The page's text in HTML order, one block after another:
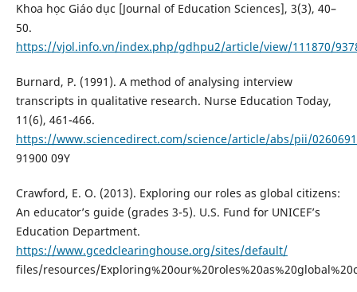
Khoa học Giáo dục [Journal of Education Sciences], 3(3), 40–
50.
https://vjol.info.vn/index.php/gdhpu2/article/view/111870/
Burnard, P. (1991). A method of analysing interview
transcripts in qualitative research. Nurse Education Today,
11(6), 461-466.
https://www.sciencedirect.com/science/article/abs/pii/
91900 09Y
Crawford, E. O. (2013). Exploring our roles as global citizens:
An educator’s guide (grades 3-5). U.S. Fund for UNICEF’s
Education Department.
https://www.gcedclearinghouse.org/sites/default/
files/resources/